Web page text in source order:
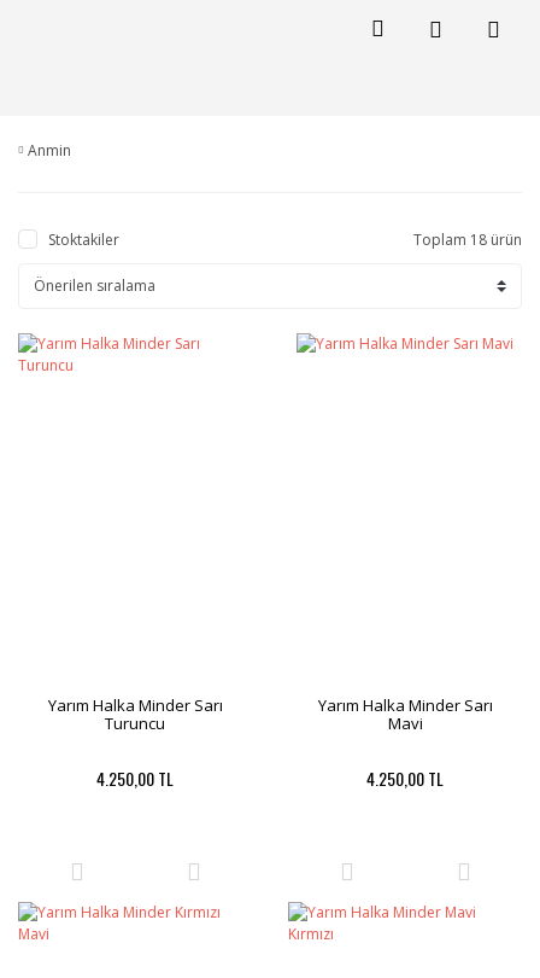
Anmin
Stoktakiler Toplam 18 ürün
Yarım Halka Minder Sarı
Turuncu
4.250,00 TL
Yarım Halka Minder Sarı
Mavi
4.250,00 TL